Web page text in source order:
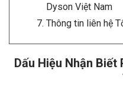
Dyson Việt Nam
Thông tin liên hệ
Dấu Hiệu Nhận Biết